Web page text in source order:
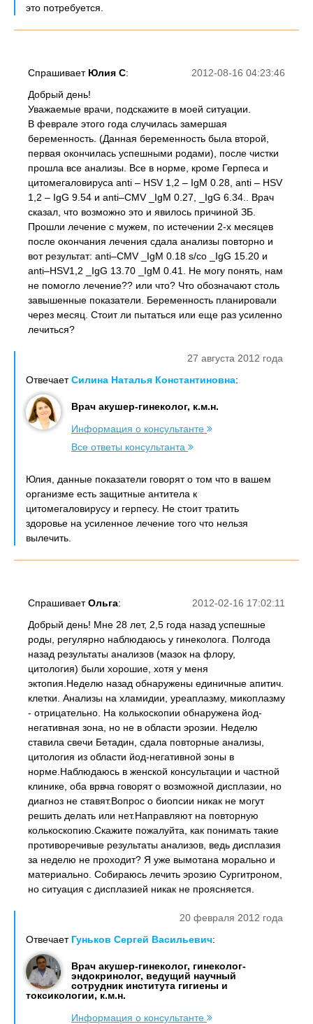
это потребуется.
2012-08-16 04:23:46
Спрашивает Юлия С:
Добрый день!
Уважаемые врачи, подскажите в моей ситуации.
В феврале этого года случилась замершая
беременность. (Данная беременность была второй,
первая окончилась успешными родами), после чистки
прошла все анализы. Все в норме, кроме Герпеса и
цитомегаловируса anti – HSV 1,2 – IgM 0.28, anti – HSV
1,2 – IgG 9.54 и аnti–CMV _IgM 0.27, _IgG 6.34.. Врач
сказал, что возможно это и явилось причиной ЗБ.
Прошли лечение с мужем, по истечении 2-х месяцев
после окончания лечения сдала анализы повторно и
вот результат: аnti–CMV _IgM 0.18 s/co _IgG 15.20 и
аnti–HSV1,2 _IgG 13.70 _IgM 0.41. Не могу понять, нам
не помогло лечение?? или что? Что обозначают столь
завышенные показатели. Беременность планировали
через месяц. Стоит ли пытаться или еще раз усиленно
лечиться?
27 августа 2012 года
ОтвечаетСилина Наталья Константиновна:
Врач акушер-гинеколог, к.м.н.
Информация о консультанте
Все ответы консультанта
Юлия, данные показатели говорят о том что в вашем
организме есть защитные антитела к
цитомегаловирусу и герпесу. Не стоит тратить
здоровье на усиленное лечение того что нельзя
вылечить.
2012-02-16 17:02:11
СпрашиваетОльга:
Добрый день! Мне 28 лет, 2,5 года назад успешные
роды, регулярно наблюдаюсь у гинеколога. Полгода
назад результаты анализов (мазок на флору,
цитология) были хорошие, хотя у меня
эктопия.Неделю назад обнаружены единичные апитич.
клетки. Анализы на хламидии, уреаплазму, микоплазму
- отрицательно. На колькоскопии обнаружена йод-
негативная зона, но не в области эрозии. Неделю
ставила свечи Бетадин, сдала повторные анализы,
цитология из области йод-негативной зоны в
норме.Наблюдаюсь в женской консультации и частной
клинике, оба врвча говорят о возможной дисплазии, но
диагноз не ставят.Вопрос о биопсии никак не могут
решить делать или нет.Направляют на повторную
колькоскопию.Скажите пожалуйта, как понимать такие
противоречивые результаты анализов, ведь дисплазия
за неделю не проходит? Я уже вымотана морально и
материально. Собираюсь лечить эрозию Сургитроном,
но ситуация с дисплазией никак не проясняется.
20 февраля 2012 года
Отвечает Гуньков Сергей Васильевич:
Врач акушер-гинеколог, гинеколог-
эндокринолог, ведущий научный
сотрудник института гигиены и
токсикологии, к.м.н.
Информация о консультанте